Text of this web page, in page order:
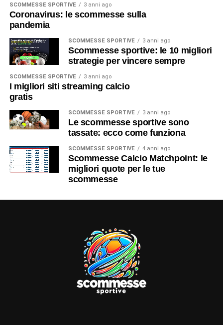
SCOMMESSE SPORTIVE 3 anni ago
Coronavirus: le scommesse sulla
pandemia
SCOMMESSE SPORTIVE 3 anni ago
Scommesse sportive: le 10 migliori
strategie per vincere sempre
SCOMMESSE SPORTIVE 3 anni ago
I migliori siti streaming calcio
gratis
SCOMMESSE SPORTIVE 3 anni ago
Le scommesse sportive sono
tassate: ecco come funziona
SCOMMESSE SPORTIVE 4 anni ago
Scommesse Calcio Matchpoint: le
migliori quote per le tue
scommesse